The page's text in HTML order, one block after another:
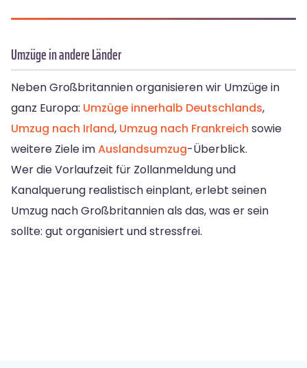
Umzüge in andere Länder
Neben Großbritannien organisieren wir Umzüge in
ganz Europa: Umzüge innerhalb Deutschlands,
Umzug nach Irland, Umzug nach Frankreich sowie
weitere Ziele imAuslandsumzug-Überblick.
Wer die Vorlaufzeit für Zollanmeldung und
Kanalquerung realistisch einplant, erlebt seinen
Umzug nach Großbritannien als das, was er sein
sollte: gut organisiert und stressfrei.